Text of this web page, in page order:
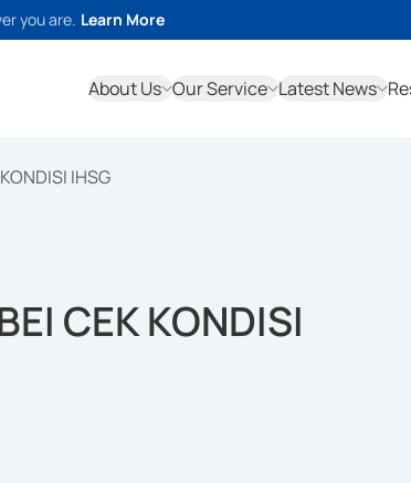
you are. Learn More
About Us Our Service Latest News
IHSG
CEK KONDISI